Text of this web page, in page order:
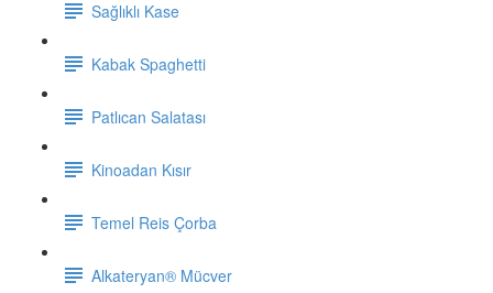
Sağlıklı Kase
Kabak Spaghetti
Patlıcan Salatası
Kinoadan Kısır
Temel Reis Çorba
Alkateryan® Mücver